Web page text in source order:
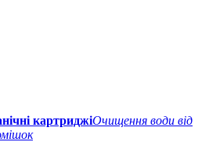
картриджіОчищення води від